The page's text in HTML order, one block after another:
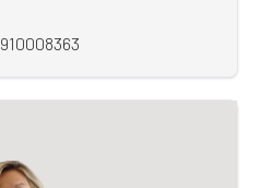
910008363